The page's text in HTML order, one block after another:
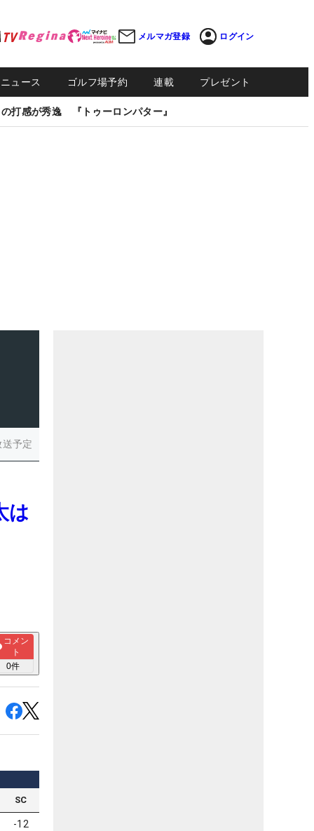
メルマガ登録 ログイン
ュース ゴルフ場予約 連載 プレゼント
打感が秀逸 『トゥーロンパター』
予定
は
コメン
ト
0件
SC
-12